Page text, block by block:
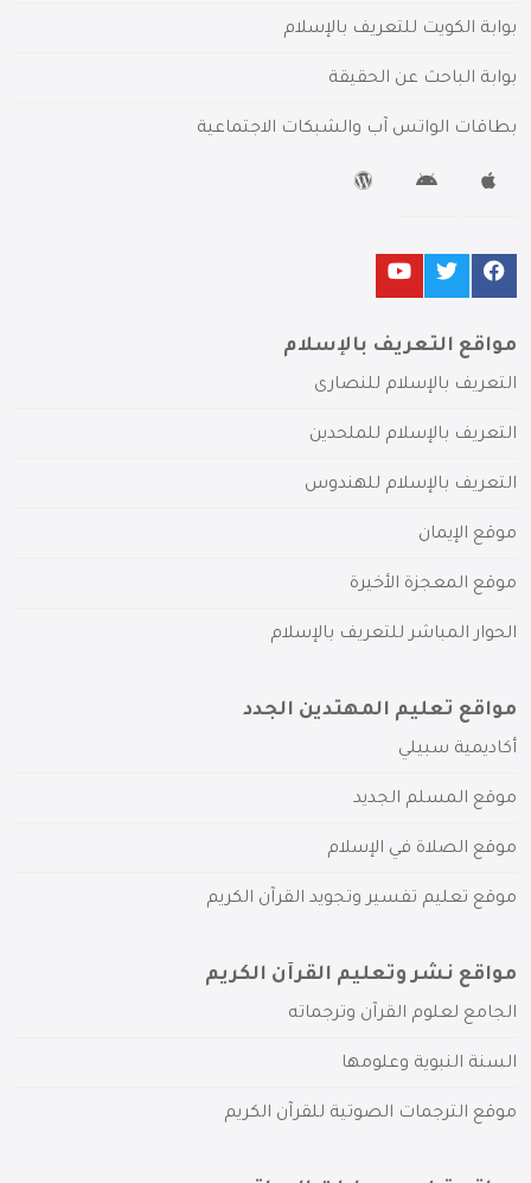
بوابة الكويت للتعريف بالإسلام
بوابة الباحث عن الحقيقة
بطاقات الواتس آب والشبكات الاجتماعية
مواقع التعريف بالإسلام
التعريف بالإسلام للنصارى
التعريف بالإسلام للملحدين
التعريف بالإسلام للهندوس
موقع الإيمان
موقع المعجزة الأخيرة
الحوار المباشر للتعريف بالإسلام
مواقع تعليم المهتدين الجدد
أكاديمية سبيلي
موقع المسلم الجديد
موقع الصلاة في الإسلام
موقع تعليم تفسير وتجويد القرآن الكريم
مواقع نشر وتعليم القرآن الكريم
الجامع لعلوم القرآن وترجماته
السنة النبوية وعلومها
موقع الترجمات الصوتية للقرآن الكريم